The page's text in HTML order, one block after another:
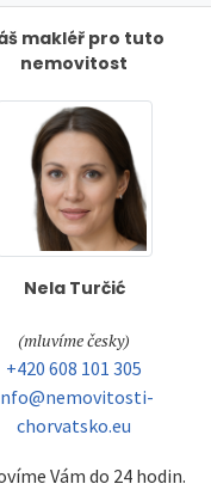
makléř pro tuto
nemovitost
Nela Turčić
tel:
(mluvíme česky)
tel:
+420 608 101 305
mail:
chorvatsko.eu
Vám do 24 hodin.